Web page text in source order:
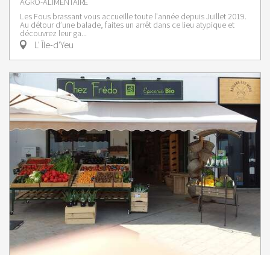
Les Fous brassant vous accueille toute l'année depuis Juillet 2019.
Au détour d’une balade, faites un arrêt dans ce lieu atypique et
découvrez leur ga...
L' Île-d'Yeu